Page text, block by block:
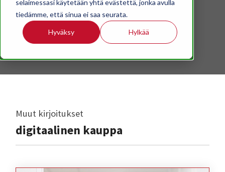
selaimessasi käytetään yhtä evästettä, jonka avulla
tiedämme, että sinua ei saa seurata.
Hyväksy Hylkää
Muut kirjoitukset
digitaalinen kauppa